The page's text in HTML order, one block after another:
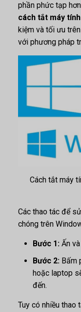
phần phức tạp
cách tắt máy
kiệm và tối ưu
với phương pháp
Cách tắt máy
Các thao tác để
chóng trên
Bước 1: Ấn
Bước 2: Bấm
hoặc laptop
đến.
Tuy có nhiều thao